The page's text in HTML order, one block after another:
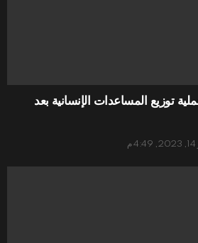
توزيع المساعدات الإنسانية بعد